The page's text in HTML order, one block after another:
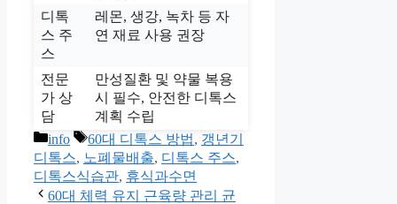
디톡
스 주
스
레몬, 생강, 녹차 등 자
연 재료 사용 권장
전문
가 상
담
만성질환 및 약물 복용
시 필수, 안전한 디톡스
계획 수립
카
테
고
리
info
태
그
60대 디톡스 방법, 갱년기
디톡스, 노폐물배출, 디톡스 주스,
디톡스식습관, 휴식과수면
60대 체력 유지 근육량 관리 균